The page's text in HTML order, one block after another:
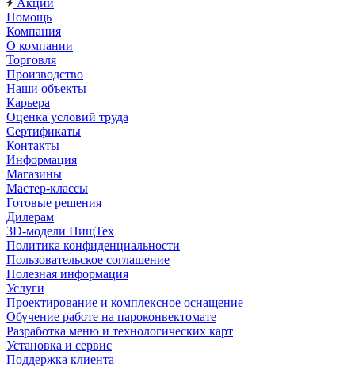
Акции
Помощь
Компания
О компании
Торговля
Производство
Наши объекты
Карьера
Оценка условий труда
Сертификаты
Контакты
Информация
Магазины
Мастер-классы
Готовые решения
Дилерам
3D-модели ПищТех
Политика конфиденциальности
Пользовательское соглашение
Полезная информация
Услуги
Проектирование и комплексное оснащение
Обучение работе на пароконвектомате
Разработка меню и технологических карт
Установка и сервис
Поддержка клиента